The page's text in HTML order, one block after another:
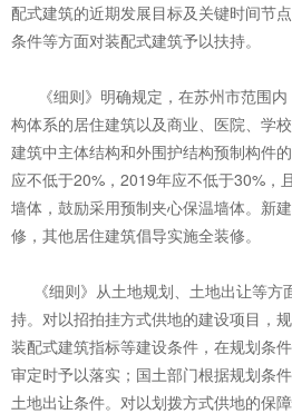
配式建筑的近期发展目标及关键时间节
条件等方面对装配式建筑予以扶持。
《细则》明确规定，在苏州市范围内
构体系的居住建筑以及商业、医院、学
建筑中主体结构和外围护结构预制构件
应不低于20%，2019年应不低于30%，
墙体，鼓励采用预制夹心保温墙体。新
修，其他居住建筑倡导实施全装修。
《细则》从土地规划、土地出让等方
持。对以招拍挂方式供地的建设项目，
装配式建筑指标等建设条件，在规划条
审定时予以落实；国土部门根据规划条
土地出让条件。对以划拨方式供地的保